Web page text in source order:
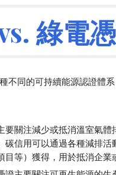
綠電
不同的可持續能源認證體
要關注減少或抵消溫室氣
碳信用可以通過各種減排
目等）獲得，用於抵消企業